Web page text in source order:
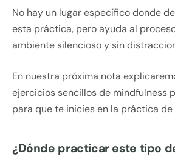
No hay un lugar específico donde
esta práctica, pero ayuda al
ambiente silencioso y sin
En nuestra próxima nota
ejercicios sencillos de mindfulness
para que te inicies en la práctica
¿Dónde practicar este tipo